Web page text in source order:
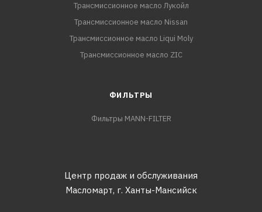
Трансмиссионное масло Лукойл
Трансмиссионное масло Nissan
Трансмиссионное масло Liqui Moly
Трансмиссионное масло ZIC
ФИЛЬТРЫ
Фильтры MANN-FILTER
Центр продаж и обслуживания
Масломарт, г. Ханты-Мансийск